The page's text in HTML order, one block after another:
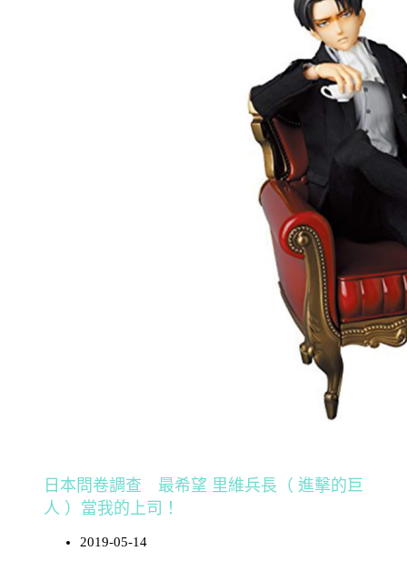
日本問卷調查 最希望 里維兵長（ 進擊的巨
人 ）當我的上司！
2019-05-14